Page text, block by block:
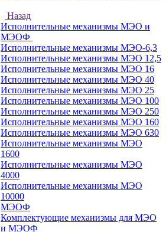
Назад
Исполнительные механизмы МЭО и
МЭОФ
Исполнительные механизмы МЭО-6,3
Исполнительные механизмы МЭО 12,5
Исполнительные механизмы МЭО 16
Исполнительные механизмы МЭО 40
Исполнительные механизмы МЭО 25
Исполнительные механизмы МЭО 100
Исполнительные механизмы МЭО 250
Исполнительные механизмы МЭО 160
Исполнительные механизмы МЭО 630
Исполнительные механизмы МЭО
1600
Исполнительные механизмы МЭО
4000
Исполнительные механизмы МЭО
10000
МЭОФ
Комплектующие механизмы для МЭО
и МЭОФ